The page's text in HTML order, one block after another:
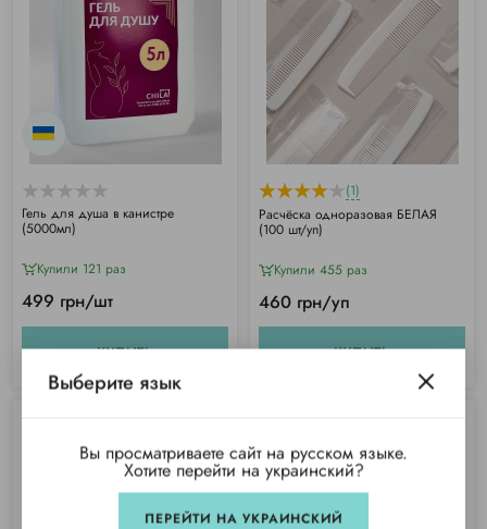
Гель для душа в канистре
(5000мл)
Купили 121 раз
499 грн/шт
КУПИТЬ
(1)
Расчёска одноразовая БЕЛАЯ
(100 шт/уп)
Купили 455 раз
460 грн/уп
КУПИТЬ
Выберите язык
Вы просматриваете сайт на русском языке.
Хотите перейти на украинский?
ПЕРЕЙТИ НА УКРАИНСКИЙ